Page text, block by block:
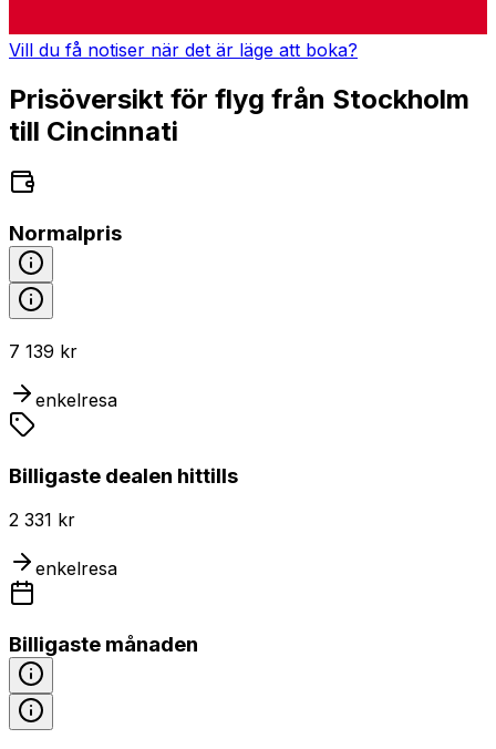
Vill du få notiser när det är läge att boka?
Prisöversikt för flyg från Stockholm
till Cincinnati
Normalpris
7 139 kr
enkelresa
Billigaste dealen hittills
2 331 kr
enkelresa
Billigaste månaden